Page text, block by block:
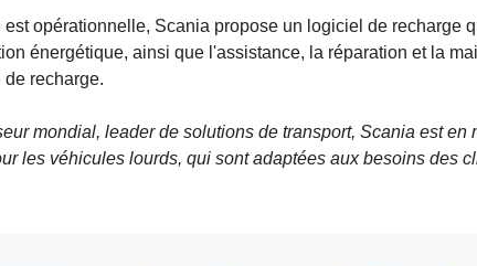
opérationnelle, Scania propose un logiciel de recharge
énergétique, ainsi que l'assistance, la réparation et la
recharge.
mondial, leader de solutions de transport, Scania est en
les véhicules lourds, qui sont adaptées aux besoins des